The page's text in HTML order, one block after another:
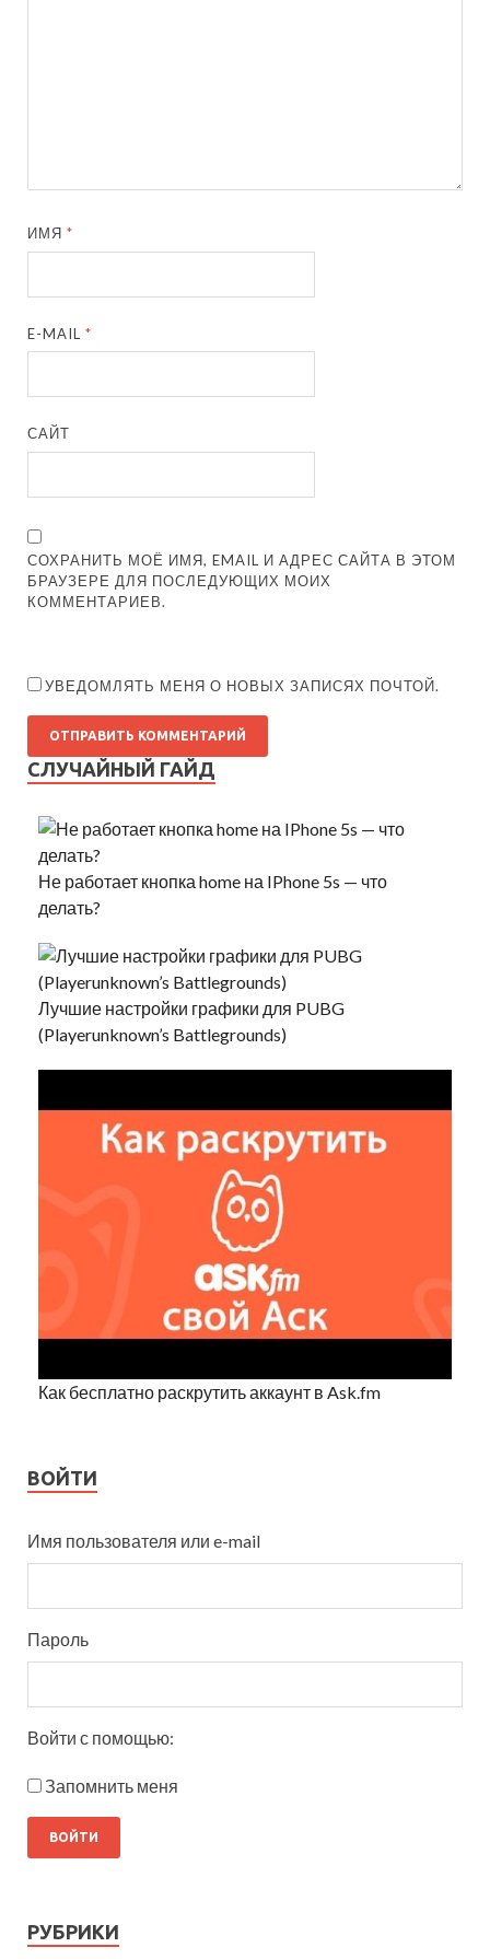
ИМЯ*
E-MAIL*
САЙТ
СОХРАНИТЬ МОЁ ИМЯ, EMAIL И АДРЕС САЙТА В ЭТОМ
БРАУЗЕРЕ ДЛЯ ПОСЛЕДУЮЩИХ МОИХ
КОММЕНТАРИЕВ.
УВЕДОМЛЯТЬ МЕНЯ О НОВЫХ ЗАПИСЯХ ПОЧТОЙ.
СЛУЧАЙНЫЙ ГАЙД
Не работает кнопка home на IPhone 5s — что
делать?
Лучшие настройки графики для PUBG
(Playerunknown’s Battlegrounds)
Как бесплатно раскрутить аккаунт в Ask.fm
ВОЙТИ
Имя пользователя или e-mail
Пароль
Войти с помощью:
Запомнить меня
РУБРИКИ